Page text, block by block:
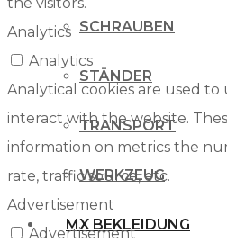
SCHRAUBEN
STÄNDER
TRANSPORT
WERKZEUG
MX BEKLEIDUNG
Analytics
Analytics
Analytical cookies are used
interact with the website.
information on metrics the
rate, traffic source, etc.
Advertisement
Advertisement